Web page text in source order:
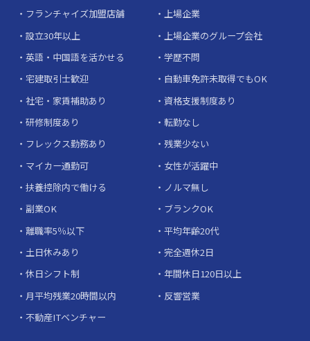
フランチャイズ加盟店舗
上場企業
設立30年以上
上場企業のグループ会社
英語・中国語を活かせる
学歴不問
宅建取引士歓迎
自動車免許未取得でもOK
社宅・家賃補助あり
資格支援制度あり
研修制度あり
転勤なし
フレックス勤務あり
残業少ない
マイカー通勤可
女性が活躍中
扶養控除内で働ける
ノルマ無し
副業OK
ブランクOK
離職率5％以下
平均年齢20代
土日休みあり
完全週休2日
休日シフト制
年間休日120日以上
月平均残業20時間以内
反響営業
不動産ITベンチャー